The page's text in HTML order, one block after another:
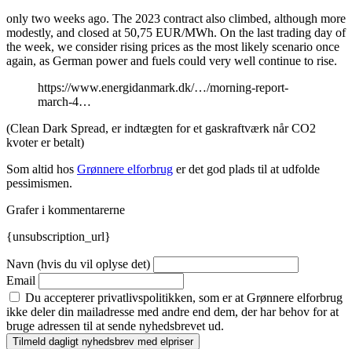
only two weeks ago. The 2023 contract also climbed, although more
modestly, and closed at 50,75 EUR/MWh. On the last trading day of
the week, we consider rising prices as the most likely scenario once
again, as German power and fuels could very well continue to rise.
https://www.energidanmark.dk/…/morning-report-
march-4…
(Clean Dark Spread, er indtægten for et gaskraftværk når CO2
kvoter er betalt)
Som altid hos Grønnere elforbrug er det god plads til at udfolde
pessimismen.
Grafer i kommentarerne
{unsubscription_url}
Navn (hvis du vil oplyse det)
Email
Du accepterer privatlivspolitikken, som er at Grønnere elforbrug
ikke deler din mailadresse med andre end dem, der har behov for at
bruge adressen til at sende nyhedsbrevet ud.